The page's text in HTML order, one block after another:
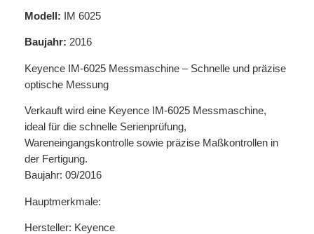
Modell: IM 6025
Baujahr: 2016
Keyence IM-6025 Messmaschine – Schnelle und präzise
optische Messung
Verkauft wird eine Keyence IM-6025 Messmaschine,
ideal für die schnelle Serienprüfung,
Wareneingangskontrolle sowie präzise Maßkontrollen in
der Fertigung.
Baujahr: 09/2016
Hauptmerkmale:
Hersteller: Keyence